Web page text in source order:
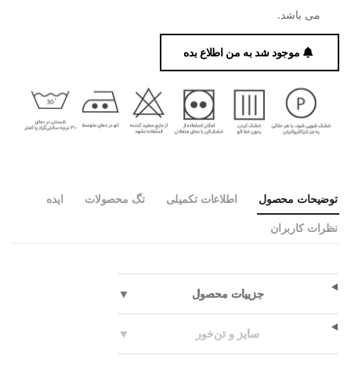
می باشد.
موجود شد به من اطلاع بده
توضیحات محصول اطلاعات تکمیلی تگ محصولات ایده
نظرات کاربران
جزییات محصول ▼
سایز و تن‌خور ▼